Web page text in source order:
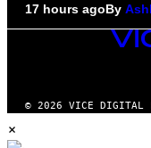
17 hours agoBy
VICE
MEDIA
© 2026 VICE DIGITAL
×